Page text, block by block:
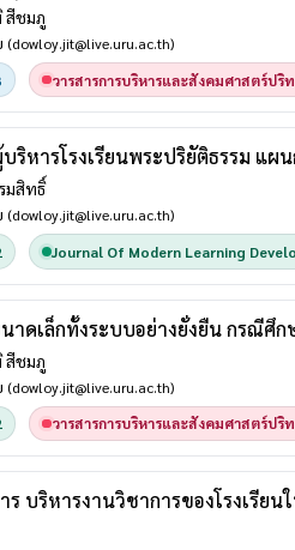
สีชมภู
(dowloy.jit@live.uru.ac.th)
วารสารการบริหารและสังคมศาสตร์ปริ
หารโรงเรียนพระปริยัติธรรม แ
มสิทธิ์
(dowloy.jit@live.uru.ac.th)
Journal Of Modern Learning
าดเล็กทั้งระบบอย่างยั่งยืน กรณีศึก
สีชมภู
(dowloy.jit@live.uru.ac.th)
วารสารการบริหารและสังคมศาสตร์ปริ
บริหารงานวิชาการของโรงเรี